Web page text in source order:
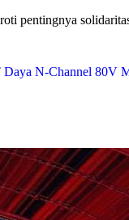
pentingnya
N-Channel 80V